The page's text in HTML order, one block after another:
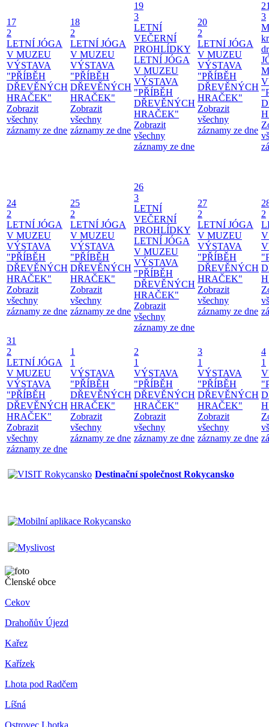
17
2
LETNÍ JÓGA
V MUZEU
VÝSTAVA
"PŘÍBĚH
DŘEVĚNÝCH
HRAČEK"
Zobrazit
všechny
záznamy ze dne
18
2
LETNÍ JÓGA
V MUZEU
VÝSTAVA
"PŘÍBĚH
DŘEVĚNÝCH
HRAČEK"
Zobrazit
všechny
záznamy ze dne
19
3
LETNÍ
VEČERNÍ
PROHLÍDKY
LETNÍ JÓGA
V MUZEU
VÝSTAVA
"PŘÍBĚH
DŘEVĚNÝCH
HRAČEK"
Zobrazit
všechny
záznamy ze dne
20
2
LETNÍ JÓGA
V MUZEU
VÝSTAVA
"PŘÍBĚH
DŘEVĚNÝCH
HRAČEK"
Zobrazit
všechny
záznamy ze dne
3
24
2
LETNÍ JÓGA
V MUZEU
VÝSTAVA
"PŘÍBĚH
DŘEVĚNÝCH
HRAČEK"
Zobrazit
všechny
záznamy ze dne
25
2
LETNÍ JÓGA
V MUZEU
VÝSTAVA
"PŘÍBĚH
DŘEVĚNÝCH
HRAČEK"
Zobrazit
všechny
záznamy ze dne
26
3
LETNÍ
VEČERNÍ
PROHLÍDKY
LETNÍ JÓGA
V MUZEU
VÝSTAVA
"PŘÍBĚH
DŘEVĚNÝCH
HRAČEK"
Zobrazit
všechny
záznamy ze dne
27
2
LETNÍ JÓGA
V MUZEU
VÝSTAVA
"PŘÍBĚH
DŘEVĚNÝCH
HRAČEK"
Zobrazit
všechny
záznamy ze dne
2
31
2
LETNÍ JÓGA
V MUZEU
VÝSTAVA
"PŘÍBĚH
DŘEVĚNÝCH
HRAČEK"
Zobrazit
všechny
záznamy ze dne
1
1
VÝSTAVA
"PŘÍBĚH
DŘEVĚNÝCH
HRAČEK"
Zobrazit
všechny
záznamy ze dne
2
1
VÝSTAVA
"PŘÍBĚH
DŘEVĚNÝCH
HRAČEK"
Zobrazit
všechny
záznamy ze dne
3
1
VÝSTAVA
"PŘÍBĚH
DŘEVĚNÝCH
HRAČEK"
Zobrazit
všechny
záznamy ze dne
4
1
Destinační společnost Rokycansko
Členské obce
Cekov
Drahoňův Újezd
Kařez
Kařízek
Lhota pod Radčem
Líšná